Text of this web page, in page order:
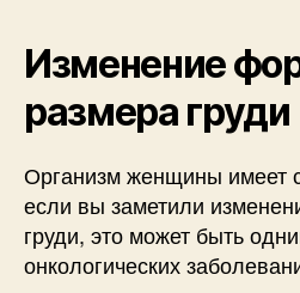
Изменение
размера груди
Организм женщины имеет
если вы заметили
груди, это может быть
онкологических